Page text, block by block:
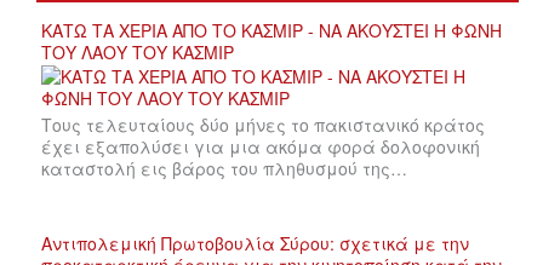
ΚΑΤΩ ΤΑ ΧΕΡΙΑ ΑΠΟ ΤΟ ΚΑΣΜΙΡ - ΝΑ ΑΚΟΥΣΤΕΙ Η ΦΩΝΗ
ΤΟΥ ΛΑΟΥ ΤΟΥ ΚΑΣΜΙΡ
Τους τελευταίους δύο μήνες το πακιστανικό κράτος
έχει εξαπολύσει για μια ακόμα φορά δολοφονική
καταστολή εις βάρος του πληθυσμού της…
Αντιπολεμική Πρωτοβουλία Σύρου: σχετικά με την